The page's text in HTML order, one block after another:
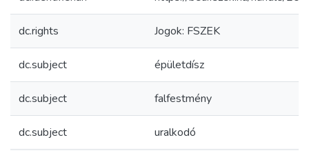
dc.rights Jogok: FSZEK
dc.subject épületdísz
dc.subject falfestmény
dc.subject uralkodó